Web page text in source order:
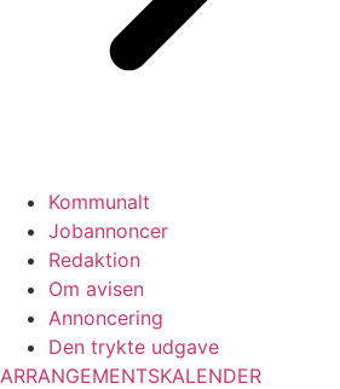
Kommunalt
Jobannoncer
Redaktion
Om avisen
Annoncering
Den trykte udgave
ARRANGEMENTSKALENDER